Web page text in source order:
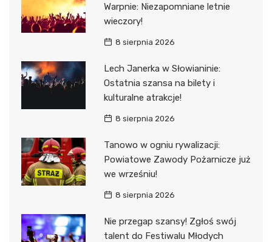
Warpnie: Niezapomniane letnie
wieczory!
8 sierpnia 2026
Lech Janerka w Słowianinie:
Ostatnia szansa na bilety i
kulturalne atrakcje!
8 sierpnia 2026
Tanowo w ogniu rywalizacji:
Powiatowe Zawody Pożarnicze już
we wrześniu!
8 sierpnia 2026
Nie przegap szansy! Zgłoś swój
talent do Festiwalu Młodych